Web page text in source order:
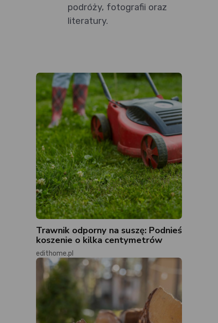
podróży, fotografii oraz
literatury.
Trawnik odporny na suszę: Podnieś
koszenie o kilka centymetrów
edithome.pl